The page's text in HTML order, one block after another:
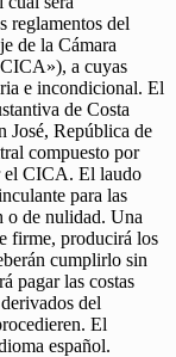
reglamentos del
de la Cámara
a cuyas
e incondicional. El
de Costa
José, República de
compuesto por
el CICA. El laudo
para las
o de nulidad. Una
firme, producirá los
cumplirlo sin
pagar las costas
del
El
español.